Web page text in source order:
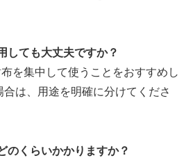
しても大丈夫ですか？
を集中して使うことをおすすめし
合は、用途を明確に分けてくださ
のくらいかかりますか？